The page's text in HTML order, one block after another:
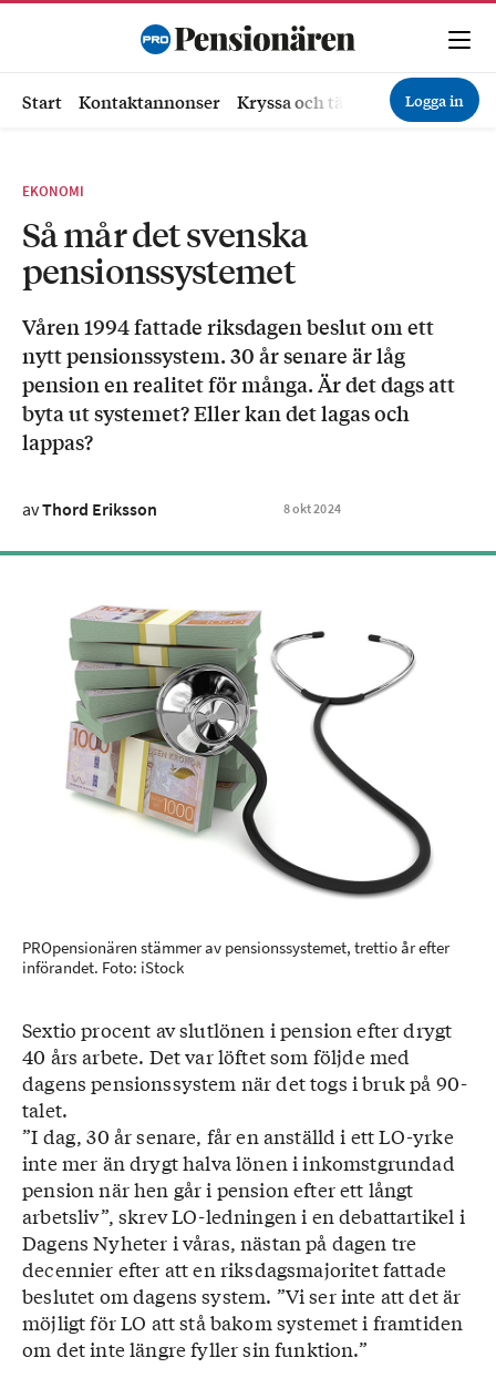
Start Kontaktannonser Kryssa och tävla Ekonomi
Logga in
EKONOMI
Så mår det svenska
pensionssystemet
Våren 1994 fattade riksdagen beslut om ett
nytt pensionssystem. 30 år senare är låg
pension en realitet för många. Är det dags att
byta ut systemet? Eller kan det lagas och
lappas?
avThord Eriksson 8okt2024
PROpensionären stämmer av pensionssystemet, trettio år efter
införandet. Foto: iStock
Sextio procent av slutlönen i pension efter drygt
40 års arbete. Det var löftet som följde med
dagens pensionssystem när det togs i bruk på 90-
talet.
”I dag, 30 år senare, får en anställd i ett LO-yrke
inte mer än drygt halva lönen i inkomstgrundad
pension när hen går i pension efter ett långt
arbetsliv”, skrev LO-ledningen i en debattartikel i
Dagens Nyheter i våras, nästan på dagen tre
decennier efter att en riksdagsmajoritet fattade
beslutet om dagens system. ”Vi ser inte att det är
möjligt för LO att stå bakom systemet i framtiden
om det inte längre fyller sin funktion.”